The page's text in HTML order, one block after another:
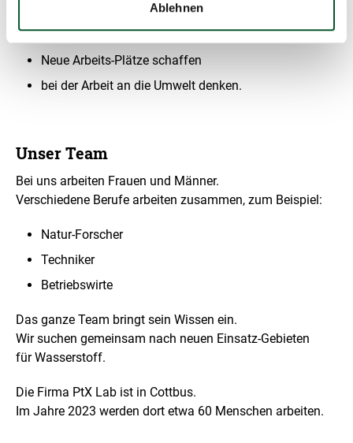
Ablehnen
gut wirtschaften
Neue Arbeits-Plätze schaffen
bei der Arbeit an die Umwelt denken.
Unser Team
Bei uns arbeiten Frauen und Männer.
Verschiedene Berufe arbeiten zusammen, zum Beispiel:
Natur-Forscher
Techniker
Betriebswirte
Das ganze Team bringt sein Wissen ein.
Wir suchen gemeinsam nach neuen Einsatz-Gebieten
für Wasserstoff.
Die Firma PtX Lab ist in Cottbus.
Im Jahre 2023 werden dort etwa 60 Menschen arbeiten.